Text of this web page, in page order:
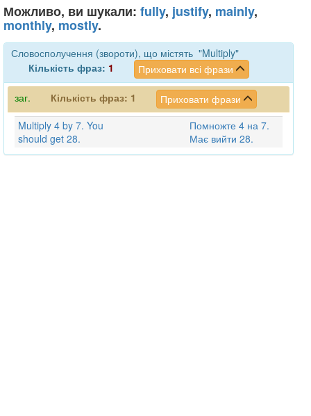
Можливо, ви шукали: fully, justify, mainly,
monthly, mostly.
Словосполучення (звороти), що містять "Multiply"
Кількість фраз: 1 Приховати всі фрази
заг. Кількість фраз: 1
Приховати фрази
Multiply 4 by 7. You
should get 28.
Помножте 4 на 7.
Має вийти 28.